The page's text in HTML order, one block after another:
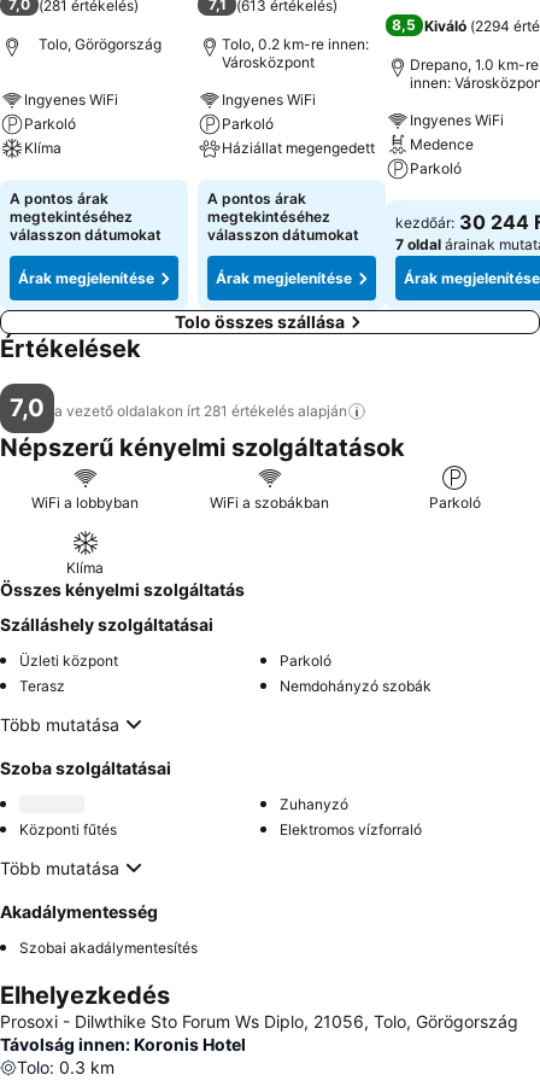
7,0 (281 értékelés)
Tolo, Görögország
Ingyenes WiFi
Parkoló
Klíma
Árak megjelenítése
A pontos árak
megtekintéséhez
válasszon dátumokat
Árak megjelenítése
7,1 (613 értékelés)
Tolo, 0.2 km-re innen:
Városközpont
Ingyenes WiFi
Parkoló
Háziállat megengedett
Árak megjelenítése
A pontos árak
megtekintéséhez
válasszon dátumokat
Árak megjelenítése
8,5 Kiváló (2294
Drepano, 1.0 km-re
innen:
Ingyenes WiFi
Medence
Parkoló
Árak
kezdőár: 30 244
7 oldal árainak
Árak megjelenítése
Tolo összes szállása
Értékelések
7,0 a vezető oldalakon írt 281 értékelés alapján
Népszerű kényelmi szolgáltatások
WiFi a lobbyban WiFi a szobákban Parkoló
Klíma
Összes kényelmi szolgáltatás
Szálláshely szolgáltatásai
Üzleti központ
Parkoló
Terasz
Nemdohányzó szobák
Több mutatása
Szoba szolgáltatásai
Zuhanyzó
Központi fűtés
Elektromos vízforraló
Több mutatása
Akadálymentesség
Szobai akadálymentesítés
Elhelyezkedés
Prosoxi - Dilwthike Sto Forum Ws Diplo, 21056, Tolo, Görögország
Távolság innen: Koronis Hotel
Tolo: 0.3 km